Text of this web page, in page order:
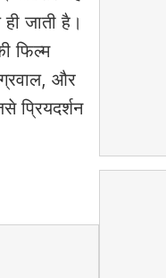
जाती है।
फिल्म
और
प्रियदर्शन